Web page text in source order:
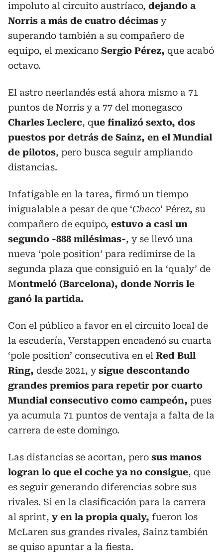
impoluto al circuito austríaco, dejando a
Norris a más de cuatro décimas y
superando también a su compañero de
equipo, el mexicano Sergio Pérez, que acabó
octavo.
El astro neerlandés está ahora mismo a 71
puntos de Norris y a 77 del monegasco
Charles Leclerc, que finalizó sexto, dos
puestos por detrás de Sainz, en el Mundial
de pilotos, pero busca seguir ampliando
distancias.
Infatigable en la tarea, firmó un tiempo
inigualable a pesar de que ‘Checo’ Pérez, su
compañero de equipo, estuvo a casi un
segundo -888 milésimas-, y se llevó una
nueva ‘pole position’ para redimirse de la
segunda plaza que consiguió en la ‘qualy’ de
Montmeló (Barcelona), donde Norris le
ganó la partida.
Con el público a favor en el circuito local de
la escudería, Verstappen encadenó su cuarta
‘pole position’ consecutiva en el Red Bull
Ring, desde 2021, ysigue descontando
grandes premios para repetir por cuarto
Mundial consecutivo como campeón, pues
ya acumula 71 puntos de ventaja a falta de la
carrera de este domingo.
Las distancias se acortan, pero sus manos
logran lo que el coche ya no consigue, que
es seguir generando diferencias sobre sus
rivales. Si en la clasificación para la carrera
al sprint, y en la propia qualy, fueron los
McLaren sus grandes rivales, Sainz también
se quiso apuntar a la fiesta.